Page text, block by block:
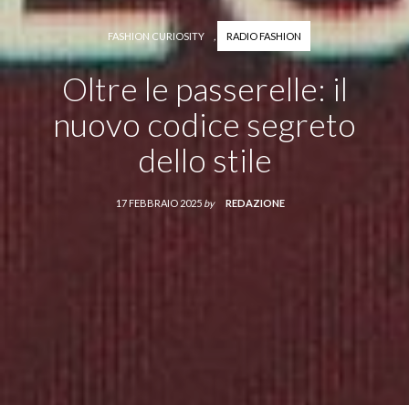
FASHION CURIOSITY , RADIO FASHION
Oltre le passerelle: il
nuovo codice segreto
dello stile
17 FEBBRAIO 2025 by REDAZIONE